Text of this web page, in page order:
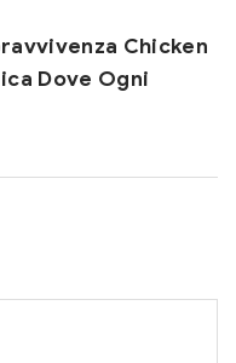
Chicken
Dove Ogni